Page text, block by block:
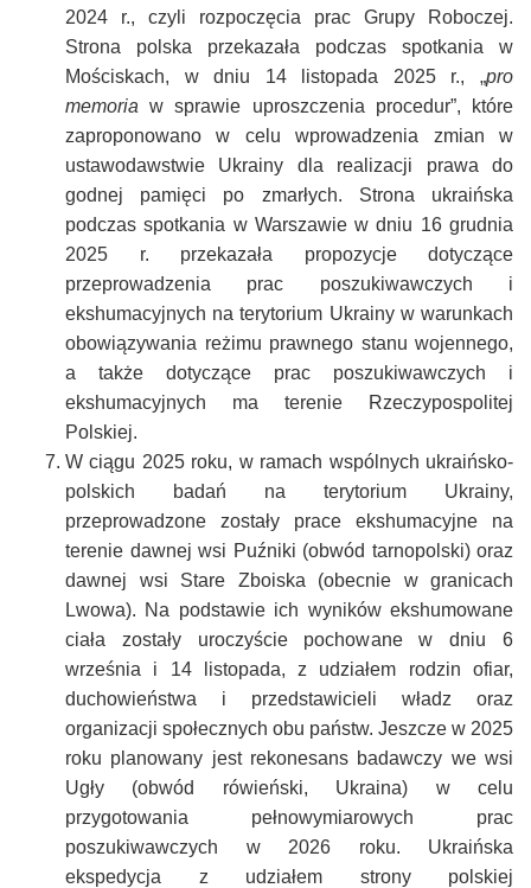
2024 r., czyli rozpoczęcia prac Grupy Roboczej.
Strona polska przekazała podczas spotkania w
Mościskach, w dniu 14 listopada 2025 r., „pro
memoria w sprawie uproszczenia procedur”, które
zaproponowano w celu wprowadzenia zmian w
ustawodawstwie Ukrainy dla realizacji prawa do
godnej pamięci po zmarłych. Strona ukraińska
podczas spotkania w Warszawie w dniu 16 grudnia
2025 r. przekazała propozycje dotyczące
przeprowadzenia prac poszukiwawczych i
ekshumacyjnych na terytorium Ukrainy w warunkach
obowiązywania reżimu prawnego stanu wojennego,
a także dotyczące prac poszukiwawczych i
ekshumacyjnych ma terenie Rzeczypospolitej
Polskiej.
W ciągu 2025 roku, w ramach wspólnych ukraińsko-
polskich badań na terytorium Ukrainy,
przeprowadzone zostały prace ekshumacyjne na
terenie dawnej wsi Puźniki (obwód tarnopolski) oraz
dawnej wsi Stare Zboiska (obecnie w granicach
Lwowa). Na podstawie ich wyników ekshumowane
ciała zostały uroczyście pochowane w dniu 6
września i 14 listopada, z udziałem rodzin ofiar,
duchowieństwa i przedstawicieli władz oraz
organizacji społecznych obu państw. Jeszcze w 2025
roku planowany jest rekonesans badawczy we wsi
Ugły (obwód rówieński, Ukraina) w celu
przygotowania pełnowymiarowych prac
poszukiwawczych w 2026 roku. Ukraińska
ekspedycja z udziałem strony polskiej